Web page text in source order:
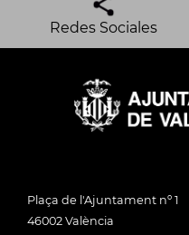
Redes Sociales
Plaça de l'Ajuntament nº 1
46002 València